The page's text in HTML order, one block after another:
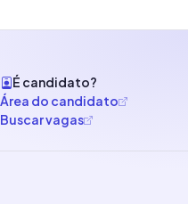
É candidato?
Área do candidato
Buscar vagas